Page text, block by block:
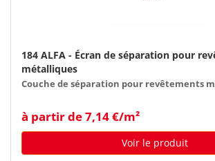
184 ALFA - Écran de séparation pour
métalliques
Couche de séparation pour revêtements
à partir de 7,14 €/m²
Voir le produit